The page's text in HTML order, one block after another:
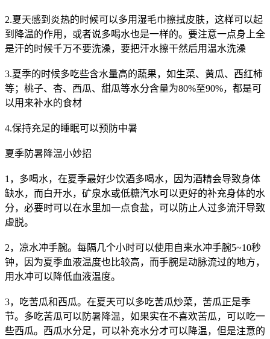
2.夏天感到炎热的时候可以多用湿毛巾擦拭皮肤，这样可以起
到降温的作用，或者说多喝水也是一样的。要注意一点身上全
是汗的时候千万不要洗澡，要把汗水擦干然后用温水洗澡
3.夏季的时候多吃些含水量高的蔬果，如生菜、黄瓜、西红柿
等；桃子、杏、西瓜、甜瓜等水分含量为80%至90%，都是可
以用来补水的食材
4.保持充足的睡眠可以预防中暑
夏季防暑降温小妙招
1，多喝水，在夏季最好少饮酒多喝水，因为酒精会导致身体
缺水，而白开水，矿泉水或低糖汽水可以更好的补充身体的水
分，必要时可以在水里加一点食盐，可以防止人过多流汗导致
虚脱。
2，凉水冲手腕。每隔几个小时可以使用自来水冲手腕5~10秒
钟，因为夏季血液温度也比较高，而手腕是动脉流过的地方，
用水冲可以降低血液温度。
3，吃苦瓜和西瓜。在夏天可以多吃苦瓜炒菜，苦瓜正是季
节。多吃苦瓜可以防暑降温，如果实在不喜欢苦瓜，可以吃一
些西瓜。西瓜水分足，可以补充水分才可以降温，但是注意的